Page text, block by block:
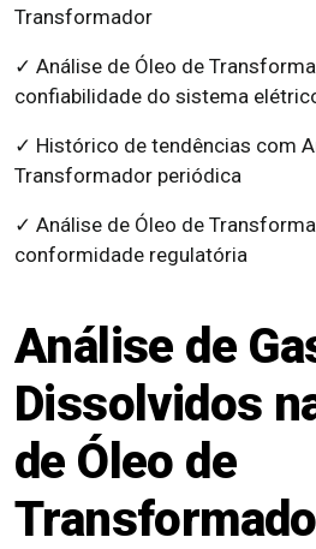
Transformador
✓ Análise de Óleo de
confiabilidade do sistema
✓ Histórico de tendências com
Transformador periódica
✓ Análise de Óleo de
conformidade regulatória
Análise de
Dissolvidos
de Óleo de